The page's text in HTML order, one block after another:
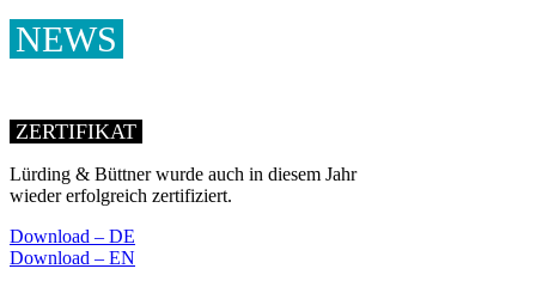
NEWS
ZERTIFIKAT
Lürding & Büttner wurde auch in diesem Jahr
wieder erfolgreich zertifiziert.
Download – DE
Download – EN